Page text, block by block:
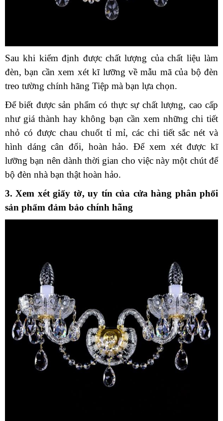
Sau khi kiểm định được chất lượng của chất liệu làm
đèn, bạn cần xem xét kĩ lưỡng về mẫu mã của bộ đèn
treo tường chính hãng Tiệp mà bạn lựa chọn.
Để biết được sản phẩm có thực sự chất lượng, cao cấp
như giá thành hay không bạn cần xem những chi tiết
nhỏ có được chau chuốt tỉ mỉ, các chi tiết sắc nét và
hình dáng cân đối, hoàn hảo. Để xem xét được kĩ
lưỡng bạn nên dành thời gian cho việc này một chút để
bộ đèn nhà bạn thật hoàn hảo.
3. Xem xét giấy tờ, uy tín của cửa hàng phân phối
sản phẩm đảm bảo chính hãng